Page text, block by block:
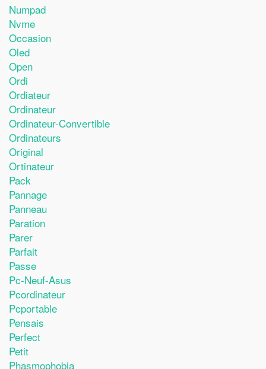
Numpad
Nvme
Occasion
Oled
Open
Ordi
Ordiateur
Ordinateur
Ordinateur-Convertible
Ordinateurs
Original
Ortinateur
Pack
Pannage
Panneau
Paration
Parer
Parfait
Passe
Pc-Neuf-Asus
Pcordinateur
Pcportable
Pensais
Perfect
Petit
Phasmophobia